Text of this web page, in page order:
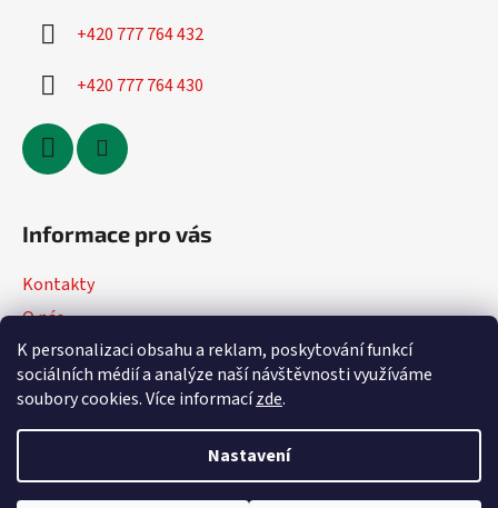
K personalizaci obsahu a reklam, poskytování funkcí
sociálních médií a analýze naší návštěvnosti využíváme
soubory cookies. Více informacízde.
Nastavení
+420 777 764 432
+420 777 764 430
Informace pro vás
Kontakty
O nás
Jak nakupovat
Obchodní podmínky